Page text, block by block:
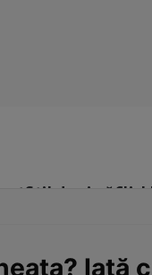
Stil de viață
Iată